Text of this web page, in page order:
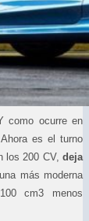
como ocurre en
es el turno
los 200 CV,deja
más moderna
cm3 menos